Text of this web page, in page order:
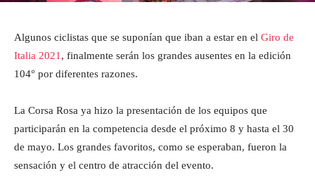
Algunos ciclistas que se suponían que iban a estar en el Giro de
Italia 2021 , finalmente serán los grandes ausentes en la edición
104° por diferentes razones.
La Corsa Rosa ya hizo la presentación de los equipos que
participarán en la competencia desde el próximo 8 y hasta el 30
de mayo. Los grandes favoritos, como se esperaban, fueron la
sensación y el centro de atracción del evento.